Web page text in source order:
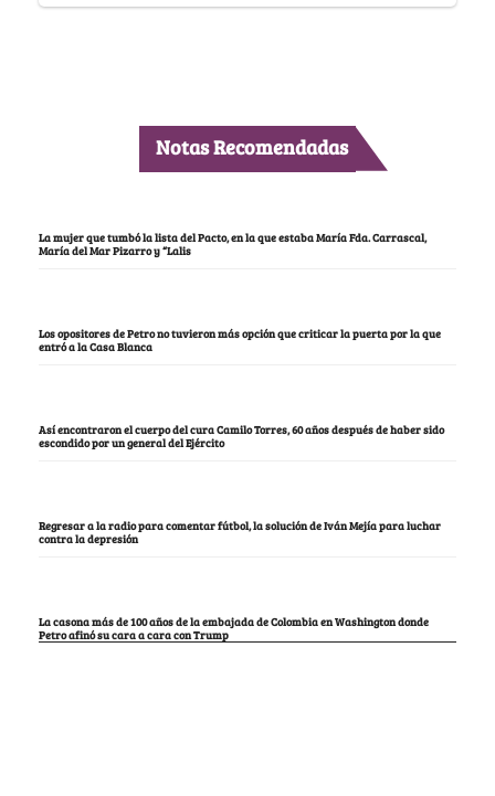
Notas Recomendadas
La mujer que tumbó la lista del Pacto, en la que estaba María Fda. Carrascal,
María del Mar Pizarro y “Lalis
Los opositores de Petro no tuvieron más opción que criticar la puerta por la que
entró a la Casa Blanca
Así encontraron el cuerpo del cura Camilo Torres, 60 años después de haber sido
escondido por un general del Ejército
Regresar a la radio para comentar fútbol, la solución de Iván Mejía para luchar
contra la depresión
La casona más de 100 años de la embajada de Colombia en Washington donde
Petro afinó su cara a cara con Trump